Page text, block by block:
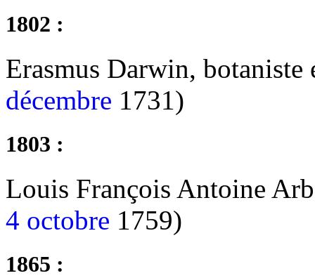
1802 :
Erasmus Darwin,
décembre 1731)
1803 :
Louis François Antoine
4 octobre 1759)
1865 :